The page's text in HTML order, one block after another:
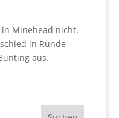
in Minehead nicht.
in Runde
aus.